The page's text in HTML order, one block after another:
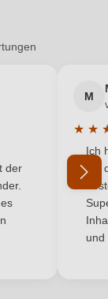
Edelstahltank
Ahr Winzer e.G
91-93, 53474 Bad
Deutschland
0,75 L
von 4.7
5 von 5 Sternen
der
M
★ ★
Ich
mit
und